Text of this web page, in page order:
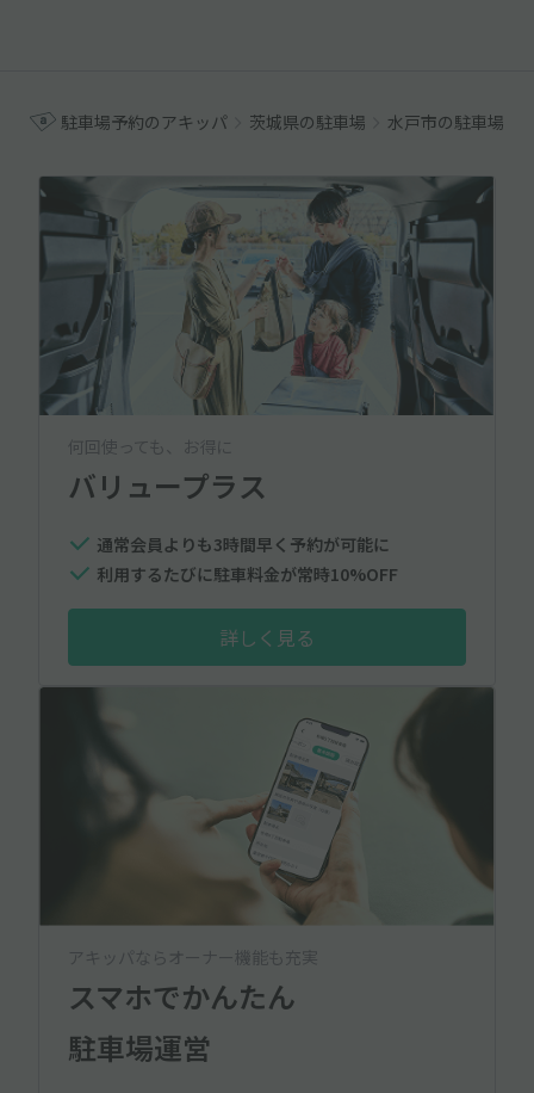
駐車場予約のアキッパ 茨城県の駐車場 水戸市の駐車場
何回使っても、お得に
バリュープラス
通常会員よりも3時間早く予約が可能に
利用するたびに駐車料金が常時10%OFF
詳しく見る
アキッパならオーナー機能も充実
スマホでかんたん
駐車場運営